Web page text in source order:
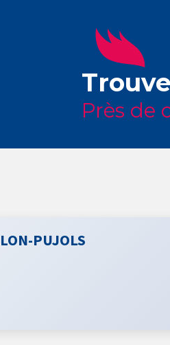
Près de
PUJOLS